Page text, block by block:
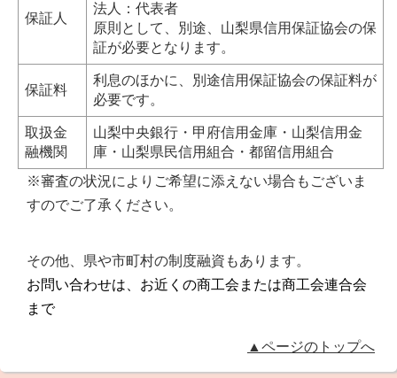
保証人
法人：代表者
原則として、別途、山梨県信用保証協会の保
証が必要となります。
保証料
利息のほかに、別途信用保証協会の保証料が
必要です。
取扱金
融機関
山梨中央銀行・甲府信用金庫・山梨信用金
庫・山梨県民信用組合・都留信用組合
※審査の状況によりご希望に添えない場合もございま
すのでご了承ください。
その他、県や市町村の制度融資もあります。
お問い合わせは、お近くの商工会または商工会連合会
まで
▲ページのトップへ